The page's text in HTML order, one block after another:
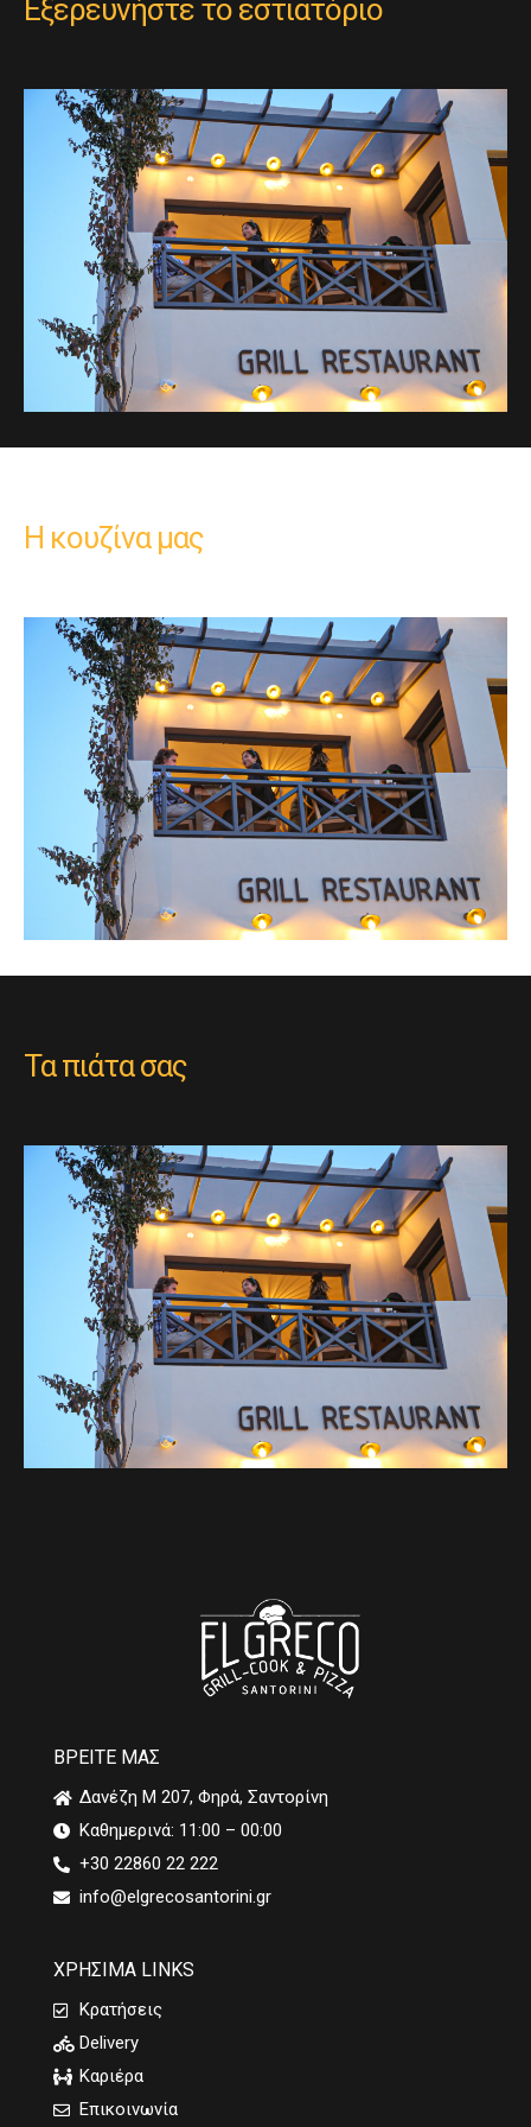
Εξερευνήστε το εστιατόριο
Η κουζίνα μας
Τα πιάτα σας
ΒΡΕΙΤΕ ΜΑΣ
Δανέζη Μ 207, Φηρά, Σαντορίνη
Καθημερινά: 11:00 – 00:00
+30 22860 22 222
info@elgrecosantorini.gr
ΧΡΗΣΙΜΑ LINKS
Κρατήσεις
Delivery
Καριέρα
Επικοινωνία